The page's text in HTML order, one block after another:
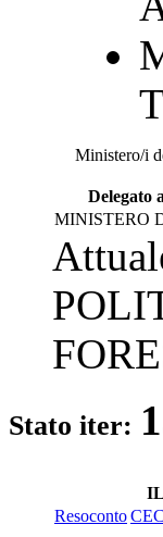
Ministero/i
Delegato
MINISTERO
Stato iter:
Resoconto